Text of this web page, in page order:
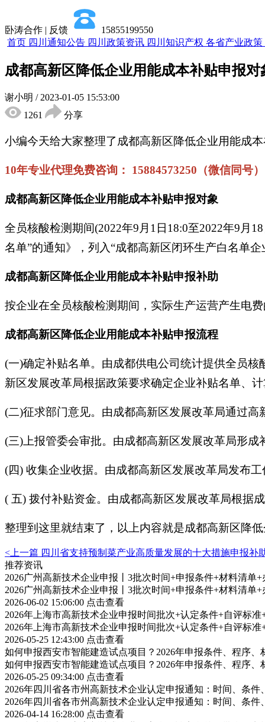
卧涛合作 | 反馈
15855199550
首页 四川通知公告 四川政策资讯 四川知识产权 各省产业政策
成都高新区降低企业用能成本补贴申报
谢小明 / 2023-01-05 15:53:00
1261
分享
小编今天给大家整理了成都高新区降低企业用能成
10年专业代理免费咨询： 15884573250（微信同号）
成都高新区降低企业用能成本补贴申报对象
全员核酸检测期间(2022年9月1日18:0至2022年9月
名单”的通知》，列入“成都高新区闭环生产白名单
成都高新区降低企业用能成本补贴申报补助
按企业在全员核酸检测期间，实际生产运营产生电
成都高新区降低企业用能成本补贴申报流程
(一)确定补贴名单。由成都供电公司统计提供全员核
新区发展改革局根据政策要求确定企业补贴名单、
(二)征求部门意见。由成都高新区发展改革局通过
(三)上报管委会审批。由成都高新区发展改革局形
(四) 收集企业收据。由成都高新区发展改革局发布
( 五) 拨付补贴资金。由成都高新区发展改革局根据
整理到这里就结束了，以上内容就是成都高新区降
<上一篇 四川省支持预制菜产业高质量发展的十大措施申报补
推荐资讯
2026广州高新技术企业申报丨3批次时间+申报条件+材料清单+
2026广州高新技术企业申报丨3批次时间+申报条件+材料清单+
2026-06-02 15:06:00 点击查看
2026年上海市高新技术企业申报时间批次+认定条件+自评标
2026年上海市高新技术企业申报时间批次+认定条件+自评标
2026-05-25 12:43:00 点击查看
如何申报西安市智能建造试点项目？2026年申报条件、程序、
如何申报西安市智能建造试点项目？2026年申报条件、程序、
2026-05-25 09:34:00 点击查看
2026年四川省各市州高新技术企业认定申报通知：时间、条
2026年四川省各市州高新技术企业认定申报通知：时间、条
2026-04-14 16:28:00 点击查看